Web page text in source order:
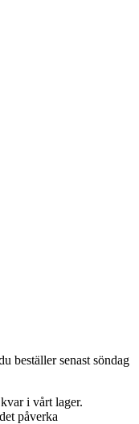
beställer senast söndag
i vårt lager.
påverka